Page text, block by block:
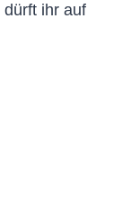
dürft ihr auf